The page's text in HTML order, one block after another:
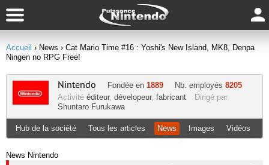
Accueil › News › Cat Mario Time #16 : Yoshi's New Island, MK8, Denpa
Ningen no RPG Free!
Nintendo Fondée en 1889 Nb. employés 8205
Activité éditeur, dévelopeur, fabricant
Dirigé par
Shuntaro Furukawa
Hub de la société Tous les articles News Images Vidéos
News Nintendo